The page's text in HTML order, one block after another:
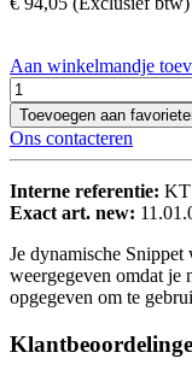
Aan winkelmandje
Toevoegen aan
Ons contacteren
Interne referentie:
Exact art. new:
Je dynamische
weergegeven omdat je
opgegeven om te